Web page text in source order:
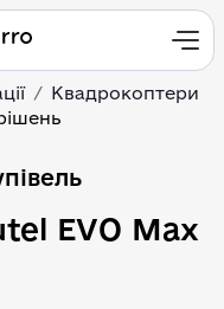
Квадрокоптери
EVO Max